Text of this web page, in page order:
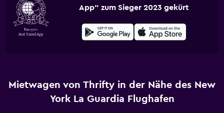
App“ zum Sieger 2023 gekürt
Mietwagen von Thrifty in der Nähe des New
York La Guardia Flughafen